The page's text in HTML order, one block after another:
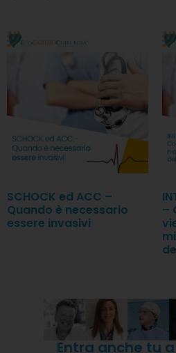
SCHOCK ed ACC –
Quando è necessario
essere invasivi
–
Entra anche tu